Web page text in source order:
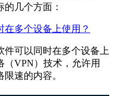
几个方面：
多个设备上使用？
件可以同时在多个设备上
VPN）技术，允许用
速的内容。